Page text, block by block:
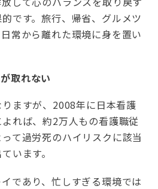
です。旅行、帰省、グルメツ
常から離れた環境に身を置い
取れない
ますが、2008年に日本看護
れば、約2万人もの看護職従
て過労死のハイリスクに該当
います。
であり、忙しすぎる環境では